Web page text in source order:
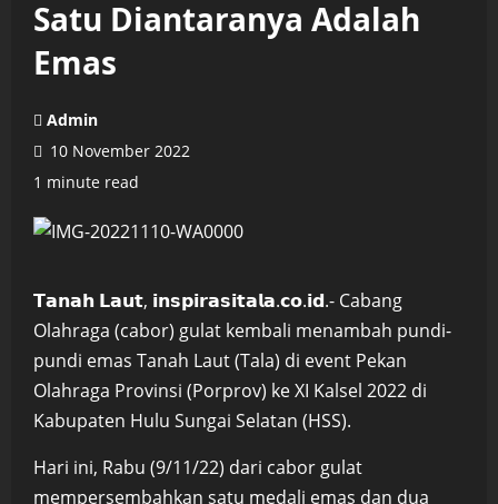
Satu Diantaranya Adalah
Emas
Admin
10 November 2022
1 minute read
𝗧𝗮𝗻𝗮𝗵 𝗟𝗮𝘂𝘁, 𝗶𝗻𝘀𝗽𝗶𝗿𝗮𝘀𝗶𝘁𝗮𝗹𝗮.𝗰𝗼.𝗶𝗱.- Cabang
Olahraga (cabor) gulat kembali menambah pundi-
pundi emas Tanah Laut (Tala) di event Pekan
Olahraga Provinsi (Porprov) ke XI Kalsel 2022 di
Kabupaten Hulu Sungai Selatan (HSS).
Hari ini, Rabu (9/11/22) dari cabor gulat
mempersembahkan satu medali emas dan dua